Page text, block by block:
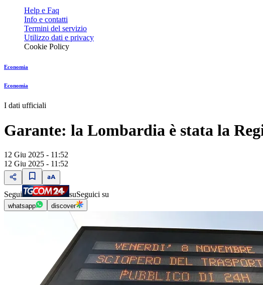
Help e Faq
Info e contatti
Termini del servizio
Utilizzo dati e privacy
Cookie Policy
Economia
Economia
I dati ufficiali
Garante: la Lombardia è stata la
12 Giu 2025 - 11:52
12 Giu 2025 - 11:52
Segui suSeguici su
whatsapp discover